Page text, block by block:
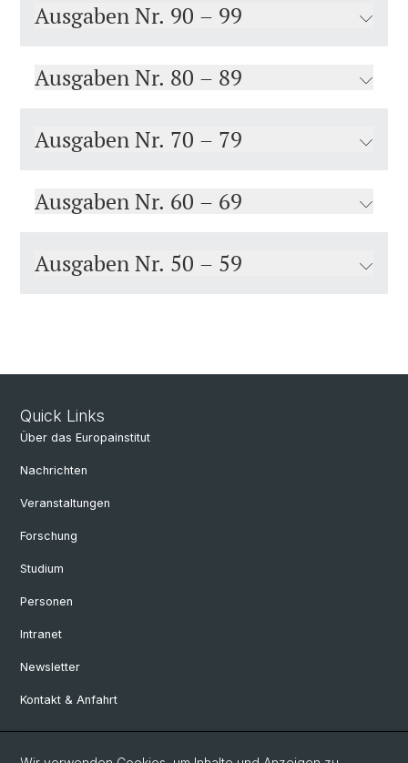
Ausgaben Nr. 90 – 99
Ausgaben Nr. 80 – 89
Ausgaben Nr. 70 – 79
Ausgaben Nr. 60 – 69
Ausgaben Nr. 50 – 59
Quick Links
Über das Europainstitut
Nachrichten
Veranstaltungen
Forschung
Studium
Personen
Intranet
Newsletter
Kontakt & Anfahrt
Social Media